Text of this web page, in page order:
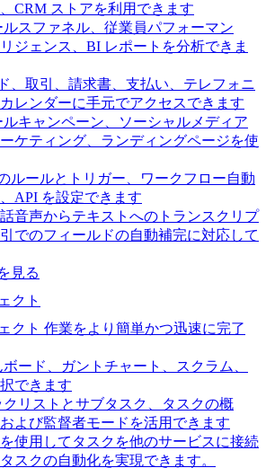
CRM ストアを利用できます
ルスファネル、従業員パフォーマン
ジェンス、BI レポートを分析できま
、取引、請求書、支払い、テレフォニ
レンダーに手元でアクセスできます
ルキャンペーン、ソーシャルメディア
ケティング、ランディングページを使
ルールとトリガー、ワークフロー自動
API を設定できます
音声からテキストへのトランスクリプ
でのフィールドの自動補完に対応して
見る
クト
クト 作業をより簡単かつ迅速に完了
ード、ガントチャート、スクラム、
できます
クリストとサブタスク、タスクの概
よび監督者モードを活用できます
使用してタスクを他のサービスに接続
スクの自動化を実現できます。